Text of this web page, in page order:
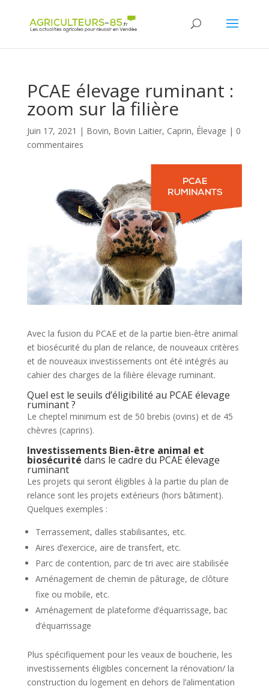
PCAE élevage ruminant :
zoom sur la filière
Juin 17, 2021 | Bovin, Bovin Laitier, Caprin, Élevage | 0
commentaires
Avec la fusion du PCAE et de la partie bien-être animal
et biosécurité du plan de relance, de nouveaux critères
et de nouveaux investissements ont été intégrés au
cahier des charges de la filière élevage ruminant.
Quel est le seuils d’éligibilité au PCAE élevage
ruminant ?
Le cheptel minimum est de 50 brebis (ovins) et de 45
chèvres (caprins).
Investissements Bien-être animal et
biosécurité dans le cadre du PCAE élevage
ruminant
Les projets qui seront éligibles à la partie du plan de
relance sont les projets extérieurs (hors bâtiment).
Quelques exemples :
Terrassement, dalles stabilisantes, etc.
Aires d’exercice, aire de transfert, etc.
Parc de contention, parc de tri avec aire stabilisée
Aménagement de chemin de pâturage, de clôture
fixe ou mobile, etc.
Aménagement de plateforme d’équarrissage, bac
d’équarrissage
Plus spécifiquement pour les veaux de boucherie, les
investissements éligibles concernent la rénovation/ la
construction du logement en dehors de l’alimentation